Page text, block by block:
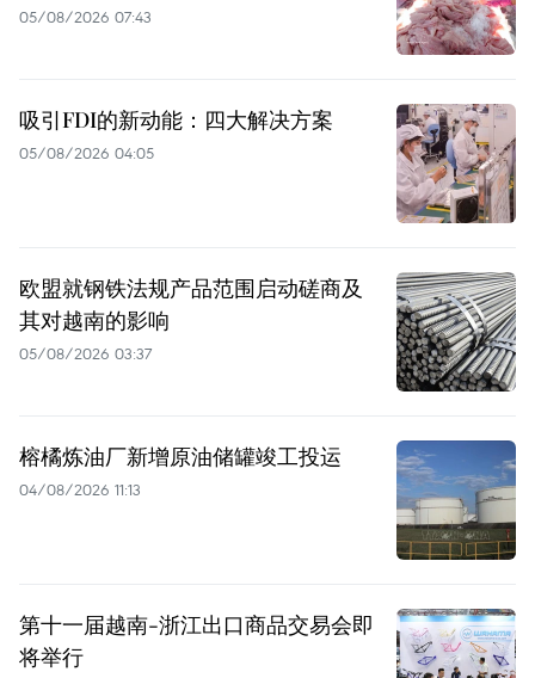
05/08/2026 07:43
吸引FDI的新动能：四大解决方案
05/08/2026 04:05
欧盟就钢铁法规产品范围启动磋商及
其对越南的影响
05/08/2026 03:37
榕橘炼油厂新增原油储罐竣工投运
04/08/2026 11:13
第十一届越南-浙江出口商品交易会即
将举行